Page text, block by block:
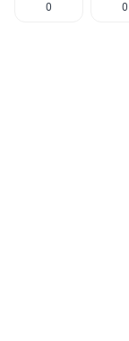
0 0